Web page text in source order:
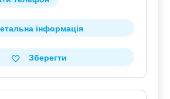
інформація
Зберегти